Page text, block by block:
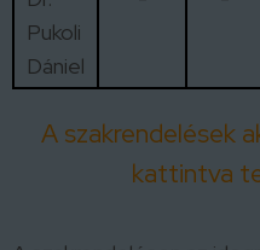
Pukoli
Dániel
A szakrendelések
kattintva